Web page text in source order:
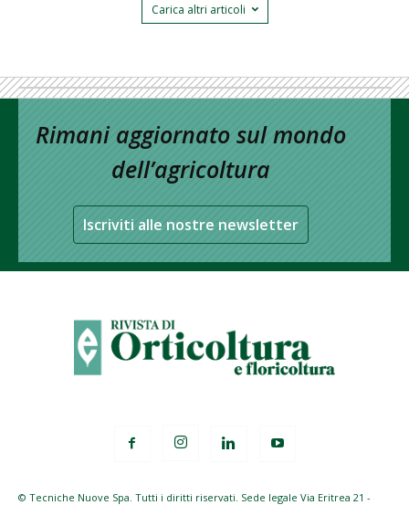
Carica altri articoli
Rimani aggiornato sul mondo
dell’agricoltura
Iscriviti alle nostre newsletter
© Tecniche Nuove Spa. Tutti i diritti riservati. Sede legale Via Eritrea 21 -